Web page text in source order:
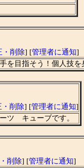
・削除] [管理者に通知]
を目指そう！個人技
・削除] [管理者に通知]
ツ キューブです。
削除] [管理者に通知]